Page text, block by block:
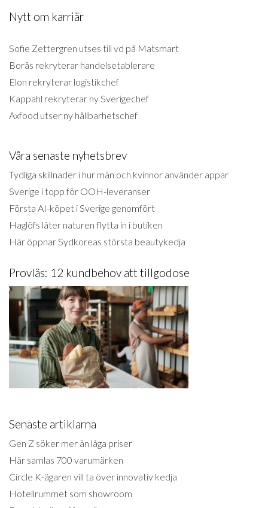
Nytt om karriär
Sofie Zettergren utses till vd på Matsmart
Borås rekryterar handelsetablerare
Elon rekryterar logistikchef
Kappahl rekryterar ny Sverigechef
Axfood utser ny hållbarhetschef
Våra senaste nyhetsbrev
Tydliga skillnader i hur män och kvinnor använder appar
Sverige i topp för OOH-leveranser
Första AI-köpet i Sverige genomfört
Haglöfs låter naturen flytta in i butiken
Här öppnar Sydkoreas största beautykedja
Provläs: 12 kundbehov att tillgodose
Senaste artiklarna
Gen Z söker mer än låga priser
Här samlas 700 varumärken
Circle K-ägaren vill ta över innovativ kedja
Hotellrummet som showroom